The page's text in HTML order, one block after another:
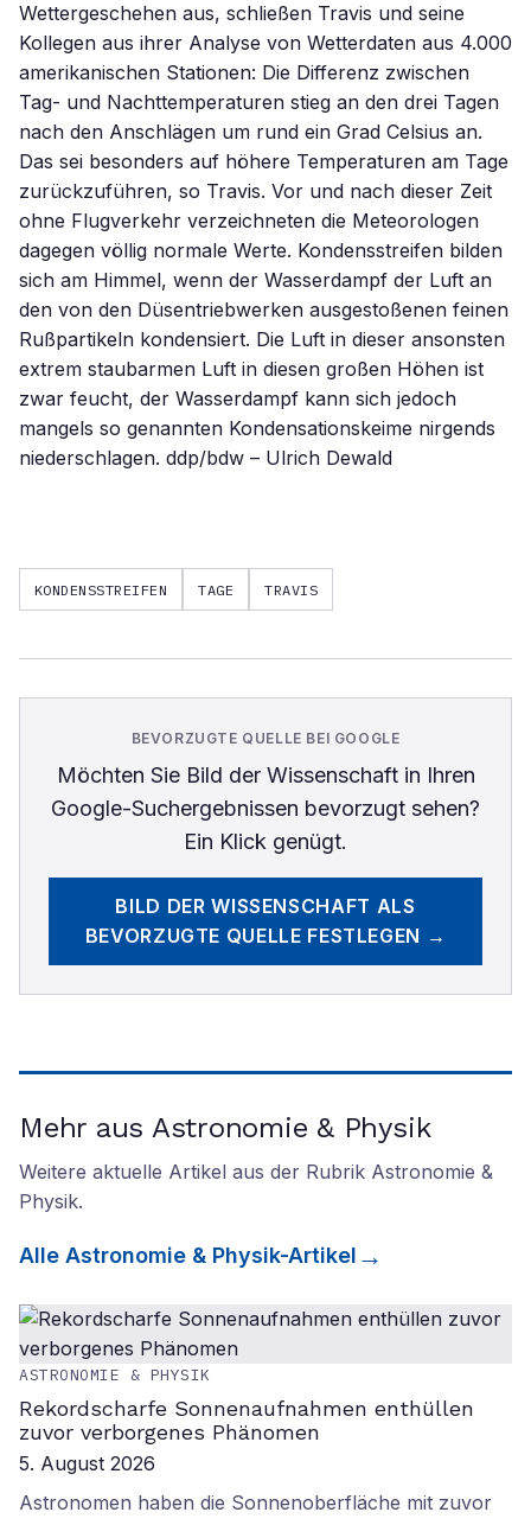
Wettergeschehen aus, schließen Travis und seine
Kollegen aus ihrer Analyse von Wetterdaten aus 4.000
amerikanischen Stationen: Die Differenz zwischen
Tag- und Nachttemperaturen stieg an den drei Tagen
nach den Anschlägen um rund ein Grad Celsius an.
Das sei besonders auf höhere Temperaturen am Tage
zurückzuführen, so Travis. Vor und nach dieser Zeit
ohne Flugverkehr verzeichneten die Meteorologen
dagegen völlig normale Werte. Kondensstreifen bilden
sich am Himmel, wenn der Wasserdampf der Luft an
den von den Düsentriebwerken ausgestoßenen feinen
Rußpartikeln kondensiert. Die Luft in dieser ansonsten
extrem staubarmen Luft in diesen großen Höhen ist
zwar feucht, der Wasserdampf kann sich jedoch
mangels so genannten Kondensationskeime nirgends
niederschlagen. ddp/bdw – Ulrich Dewald
KONDENSSTREIFEN TAGE TRAVIS
BEVORZUGTE QUELLE BEI GOOGLE
Möchten Sie Bild der Wissenschaftin Ihren
Google-Suchergebnissen bevorzugt sehen?
Ein Klick genügt.
BILD DER WISSENSCHAFT ALS
BEVORZUGTE QUELLE FESTLEGEN →
Mehr aus Astronomie & Physik
Weitere aktuelle Artikel aus der Rubrik Astronomie &
Physik.
Alle Astronomie & Physik-Artikel
ASTRONOMIE & PHYSIK
Rekordscharfe Sonnenaufnahmen enthüllen
zuvor verborgenes Phänomen
5. August 2026
Astronomen haben die Sonnenoberfläche mit zuvor